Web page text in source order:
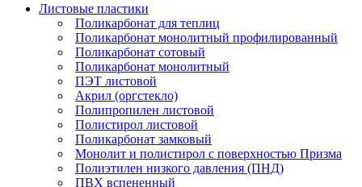
Листовые пластики
Поликарбонат для теплиц
Поликарбонат монолитный профилированный
Поликарбонат сотовый
Поликарбонат монолитный
ПЭТ листовой
Акрил (оргстекло)
Полипропилен листовой
Полистирол листовой
Поликарбонат замковый
Монолит и полистирол с поверхностью Призма
Полиэтилен низкого давления (ПНД)
ПВХ вспененный